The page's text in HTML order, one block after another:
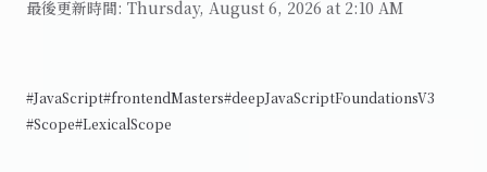
最後更新時間: Thursday, August 6, 2026 at 2:10 AM
#JavaScript#frontendMasters#deepJavaScriptFoundationsV3
#Scope#LexicalScope